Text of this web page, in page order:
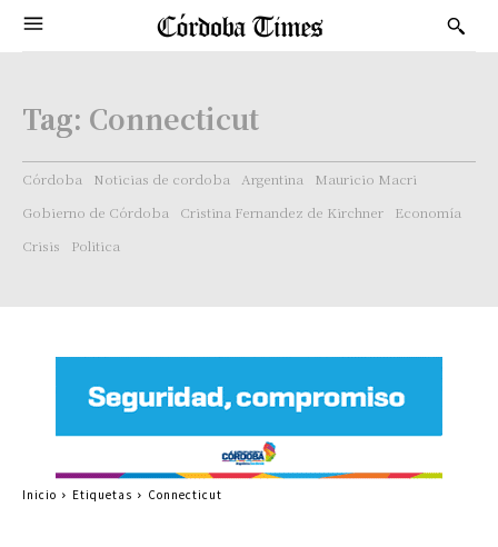
Tag: Connecticut
Córdoba Noticias de cordoba Argentina
Mauricio Macri
Gobierno de Córdoba
Cristina Fernandez de Kirchner
Economía
Crisis
Politica
Inicio Etiquetas Connecticut